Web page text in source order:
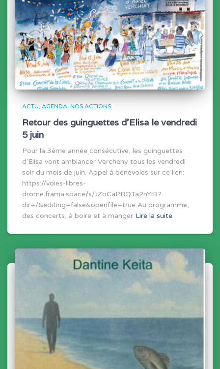
ACTU AGENDA NOS ACTIONS
Retour des guinguettes d’Elisa le vendredi
5 juin
Pour la 3ème année consécutive, les guinguettes
d’Elisa vont ambiancer Vercheny tous les vendredi
soir du mois de juin. Appel à bénévoles sur ce lien:
https://voies-libres-
drome.frama.space/s/JZoCaPRQTa2nYiB?
dir=/&editing=false&openfile=true Au programme,
des concerts, à boire et à manger Lire la suite